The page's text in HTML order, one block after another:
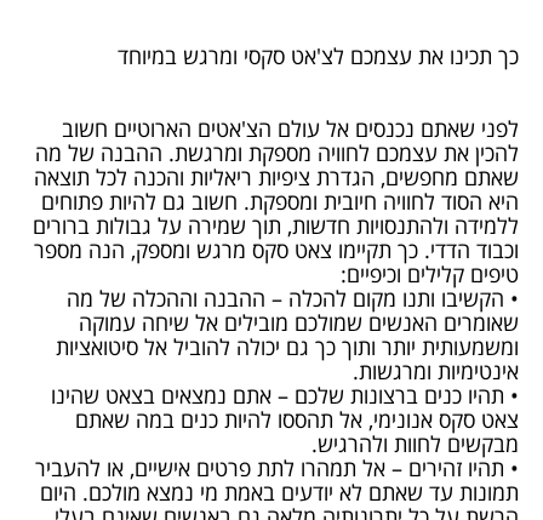
כך תכינו את עצמכם לצ'אט סקסי ומרגש במיוחד
לפני שאתם נכנסים אל עולם הצ'אטים הארוטיים חשוב
להכין את עצמכם לחוויה מספקת ומרגשת. ההבנה של מה
שאתם מחפשים, הגדרת ציפיות ריאליות והכנה לכל תוצאה
היא הסוד לחוויה חיובית ומספקת. חשוב גם להיות פתוחים
ללמידה ולהתנסויות חדשות, תוך שמירה על גבולות ברורים
וכבוד הדדי. כך תקיימו צאט סקס מרגש ומספק, הנה מספר
טיפים קלילים וכיפיים:
• הקשיבו ותנו מקום להכלה – ההבנה וההכלה של מה
שאומרים האנשים שמולכם מובילים אל שיחה עמוקה
ומשמעותית יותר ותוך כך גם יכולה להוביל אל סיטואציות
אינטימיות ומרגשות.
• תהיו כנים ברצונות שלכם – אתם נמצאים בצאט שהינו
צאט סקס אנונימי, אל תהססו להיות כנים במה שאתם
מבקשים לחוות ולהרגיש.
• תהיו זהירים – אל תמהרו לתת פרטים אישיים, או להעביר
תמונות עד שאתם לא יודעים באמת מי נמצא מולכם. היום